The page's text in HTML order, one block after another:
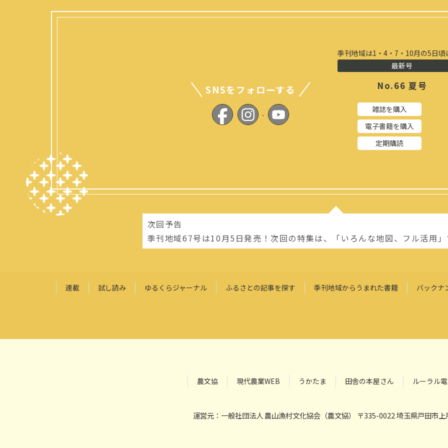
SNSをフォローする
季刊地域は1・4・7・10月の5日頃
最新号
No.66 夏号
雑誌を購入
電子書籍を購入
定期購読
次回予告
季刊地域67号は10月5日発売！次回の特集は、「いろんな地図、フル活用
連載 試し読み ゆるくらジャーナル ふるさとの記事を探す 季刊地域からうまれた書籍 バックナ
農文協 現代農業WEB うかたま 田舎の本屋さん ルーラル
運営元：一般社団法人 農山漁村文化協会（農文協） 〒335-0022 埼玉県戸田市